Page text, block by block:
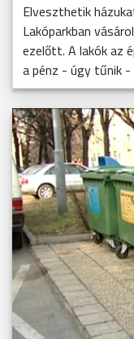
Elveszthetik
Lakóparkban
ezelőtt. A lakók az
a pénz - úgy tűnik -